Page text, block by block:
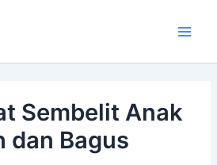
Sembelit Anak
dan Bagus